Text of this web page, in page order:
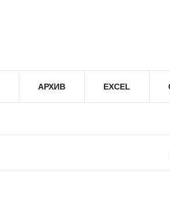
АРХИВ EXCEL